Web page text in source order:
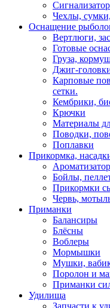
Чехлы,
Оснащение
Вертлюги,
Готовые
Груза,
Джиг-
Карповые
сетки.
Кембрики,
Крючки
Материалы
Поводки,
Поплавки
Прикормка,
Бойлы,
Прикормки
Червь,
Приманки
Балансиры
Блёсны
Воблеры
Мормышки
Мушки,
Поролон и
Приманки
Удилища
Запчасти к